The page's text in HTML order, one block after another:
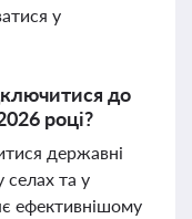
у
до
році?
державні
селах та у
ефективнішому